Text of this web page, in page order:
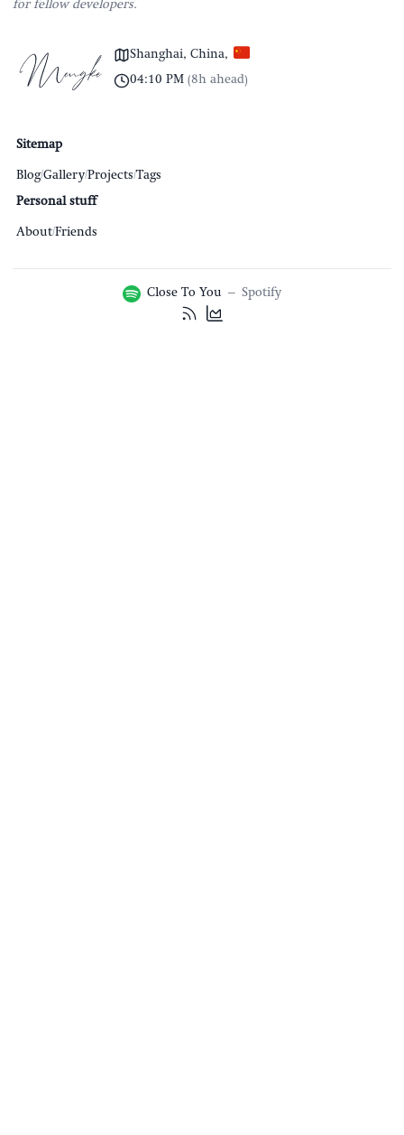
for fellow developers.
Shanghai, China,
04:10 PM (8h ahead)
Sitemap
Blog/Gallery/Projects/Tags
Personal stuff
About/Friends
Close To You – Spotify